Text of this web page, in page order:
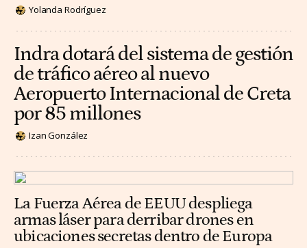
Yolanda Rodríguez
Indra dotará del sistema de gestión
de tráfico aéreo al nuevo
Aeropuerto Internacional de Creta
por 85 millones
Izan González
La Fuerza Aérea de EEUU despliega
armas láser para derribar drones en
ubicaciones secretas dentro de Europa